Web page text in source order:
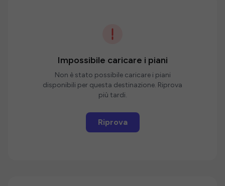
Impossibile caricare i piani
Non è stato possibile caricare i piani
disponibili per questa destinazione. Riprova
più tardi.
Riprova